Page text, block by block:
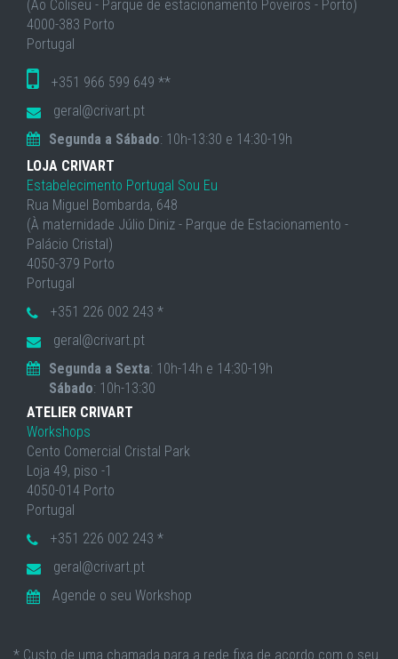
(Ao Coliseu - Parque de estacionamento Poveiros - Porto)
4000-383 Porto
Portugal
+351 966 599 649 **
geral@crivart.pt
Segunda a Sábado: 10h-13:30 e 14:30-19h
LOJA CRIVART
Estabelecimento Portugal Sou Eu
Rua Miguel Bombarda, 648
(À maternidade Júlio Diniz - Parque de Estacionamento -
Palácio Cristal)
4050-379 Porto
Portugal
+351 226 002 243 *
geral@crivart.pt
Segunda a Sexta: 10h-14h e 14:30-19h
Sábado: 10h-13:30
ATELIER CRIVART
Workshops
Cento Comercial Cristal Park
Loja 49, piso -1
4050-014 Porto
Portugal
+351 226 002 243 *
geral@crivart.pt
Agende o seu Workshop
* Custo de uma chamada para a rede fixa de acordo com o seu